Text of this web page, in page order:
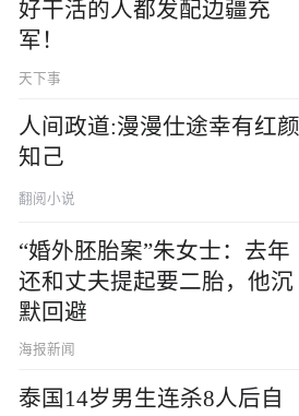
好干活的人都发配边疆充
军！
天下事
人间政道:漫漫仕途幸有红颜
知己
翻阅小说
“婚外胚胎案”朱女士：去年
还和丈夫提起要二胎，他沉
默回避
海报新闻
泰国14岁男生连杀8人后自